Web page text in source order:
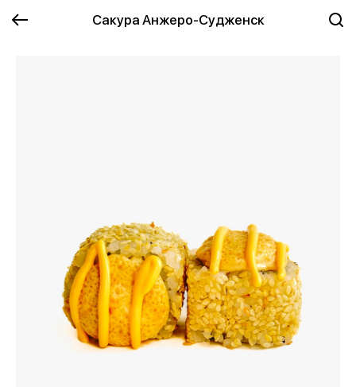
Сакура Анжеро-Судженск